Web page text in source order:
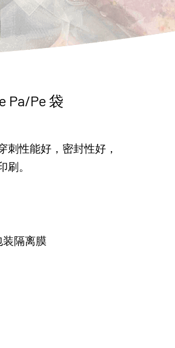
Pa/Pe 袋
刺性能好，密封性好，
刷。
装隔离膜